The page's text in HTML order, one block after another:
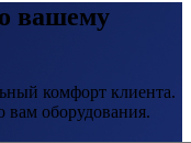
вашему
комфорт клиента.
вам оборудования.